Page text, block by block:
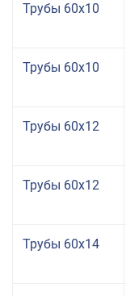
Трубы 60x10
Трубы 60x10
Трубы 60x12
Трубы 60x12
Трубы 60x14